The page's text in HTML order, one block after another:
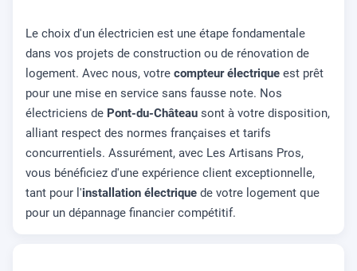
Le choix d'un électricien est une étape fondamentale
dans vos projets de construction ou de rénovation de
logement. Avec nous, votre compteur électrique est prêt
pour une mise en service sans fausse note. Nos
électriciens de Pont-du-Château sont à votre disposition,
alliant respect des normes françaises et tarifs
concurrentiels. Assurément, avec Les Artisans Pros,
vous bénéficiez d'une expérience client exceptionnelle,
tant pour l'installation électrique de votre logement que
pour un dépannage financier compétitif.